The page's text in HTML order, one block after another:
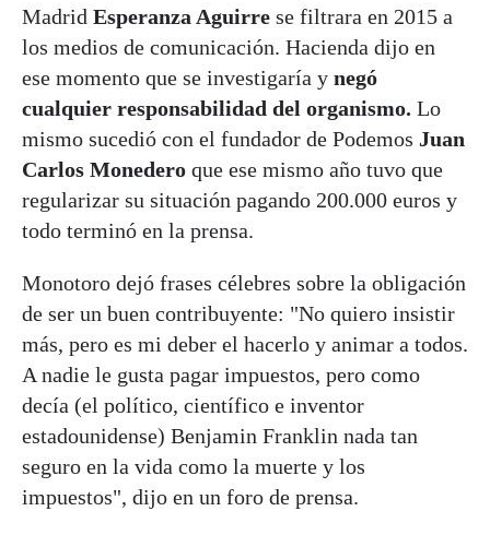
Madrid Esperanza Aguirre se filtrara en 2015 a
los medios de comunicación. Hacienda dijo en
ese momento que se investigaría y negó
cualquier responsabilidad del organismo. Lo
mismo sucedió con el fundador de Podemos Juan
Carlos Monedero que ese mismo año tuvo que
regularizar su situación pagando 200.000 euros y
todo terminó en la prensa.
Monotoro dejó frases célebres sobre la obligación
de ser un buen contribuyente: "No quiero insistir
más, pero es mi deber el hacerlo y animar a todos.
A nadie le gusta pagar impuestos, pero como
decía (el político, científico e inventor
estadounidense) Benjamin Franklin nada tan
seguro en la vida como la muerte y los
impuestos", dijo en un foro de prensa.